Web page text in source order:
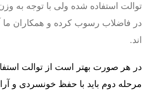
توالت استفاده شده ولی با توجه به
در فاضلاب رسوب کرده و همکاران ما
اند.
در هر صورت بهتر است از توالت
مرحله دوم باید با حفظ خونسردی و